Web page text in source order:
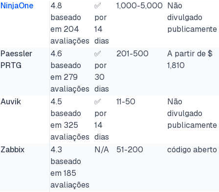
NinjaOne
4.8
baseado
em 204
avaliações
✅
por
14
dias
1,000-5,000 Não
divulgado
publicamente
Paessler
PRTG
4.6
baseado
em 279
avaliações
✅
por
30
dias
201-500
A partir de $
1,810
Auvik
4.5
baseado
em 325
avaliações
✅
por
14
dias
11-50
Não
divulgado
publicamente
Zabbix
4.3
baseado
em 185
avaliações
N/A 51-200 código aberto